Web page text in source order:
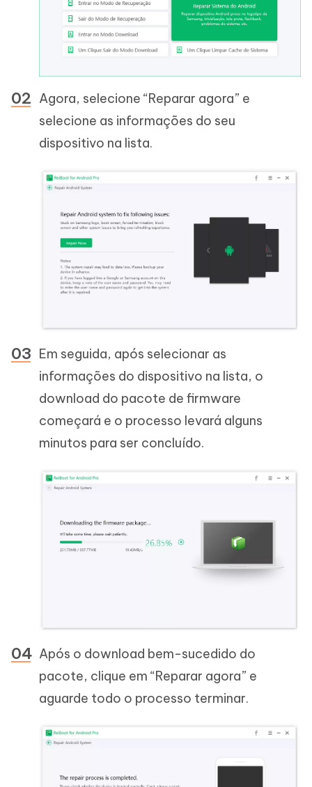
Agora, selecione “Reparar agora” e
selecione as informações do seu
dispositivo na lista.
Em seguida, após selecionar as
informações do dispositivo na lista, o
download do pacote de firmware
começará e o processo levará alguns
minutos para ser concluído.
Após o download bem-sucedido do
pacote, clique em “Reparar agora” e
aguarde todo o processo terminar.